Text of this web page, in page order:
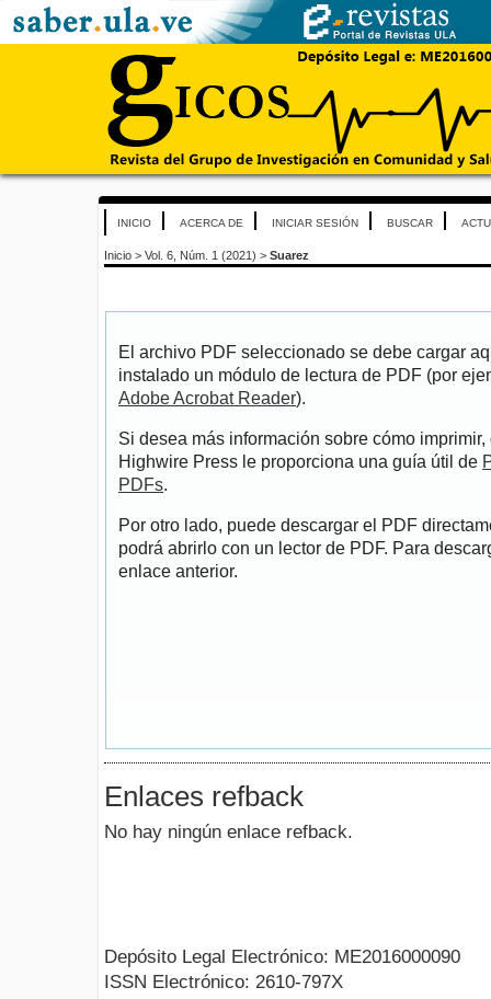
INICIO ACERCA DE INICIAR SESIÓN BUSCAR
Inicio > Vol. 6, Núm. 1 (2021) > Suarez
El archivo PDF seleccionado se debe cargar
instalado un módulo de lectura de PDF (por
Adobe Acrobat Reader).
Si desea más información sobre cómo
Highwire Press le proporciona una guía útil de
PDFs.
Por otro lado, puede descargar el PDF
podrá abrirlo con un lector de PDF. Para
enlace anterior.
Enlaces refback
No hay ningún enlace refback.
Depósito Legal Electrónico: ME2016000090
ISSN Electrónico: 2610-797X